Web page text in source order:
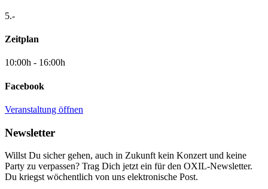
5.-
Zeitplan
10:00h - 16:00h
Facebook
Veranstaltung öffnen
Newsletter
Willst Du sicher gehen, auch in Zukunft kein Konzert und keine
Party zu verpassen? Trag Dich jetzt ein für den OXIL-Newsletter.
Du kriegst wöchentlich von uns elektronische Post.